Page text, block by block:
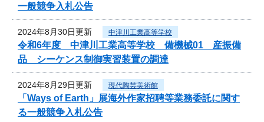
一般競争入札公告
2024年8月30日更新 中津川工業高等学校
令和6年度 中津川工業高等学校 備機械01 産振備
品 シーケンス制御実習装置の調達
2024年8月29日更新 現代陶芸美術館
「Ways of Earth」展海外作家招聘等業務委託に関す
る一般競争入札公告